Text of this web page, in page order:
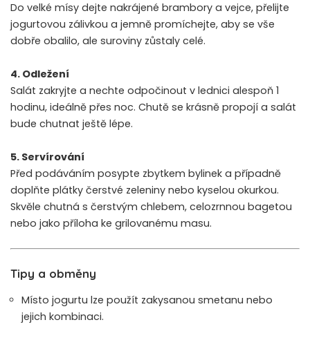
Do velké mísy dejte nakrájené brambory a vejce, přelijte
jogurtovou zálivkou a jemně promíchejte, aby se vše
dobře obalilo, ale suroviny zůstaly celé.
4. Odležení
Salát zakryjte a nechte odpočinout v lednici alespoň 1
hodinu, ideálně přes noc. Chutě se krásně propojí a salát
bude chutnat ještě lépe.
5. Servírování
Před podáváním posypte zbytkem bylinek a případně
doplňte plátky čerstvé zeleniny nebo kyselou okurkou.
Skvěle chutná s čerstvým chlebem, celozrnnou bagetou
nebo jako příloha ke grilovanému masu.
Tipy a obměny
Místo jogurtu lze použít zakysanou smetanu nebo
jejich kombinaci.